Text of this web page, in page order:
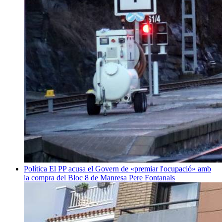
Política El PP acusa el Govern de «premiar l'ocupació» amb
la compra del Bloc 8 de Manresa Pere Fontanals